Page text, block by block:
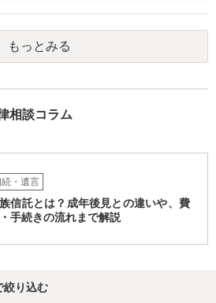
ォーマンスとしてはどうかなという感じ
もっとみる
相談コラム
・遺言
信託とは？成年後見との違いや、費
手続きの流れまで解説
絞り込む